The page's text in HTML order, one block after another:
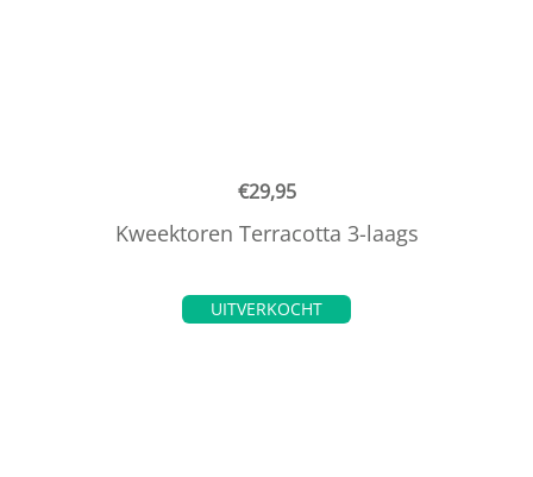
€29,95
Kweektoren Terracotta 3-laags
UITVERKOCHT